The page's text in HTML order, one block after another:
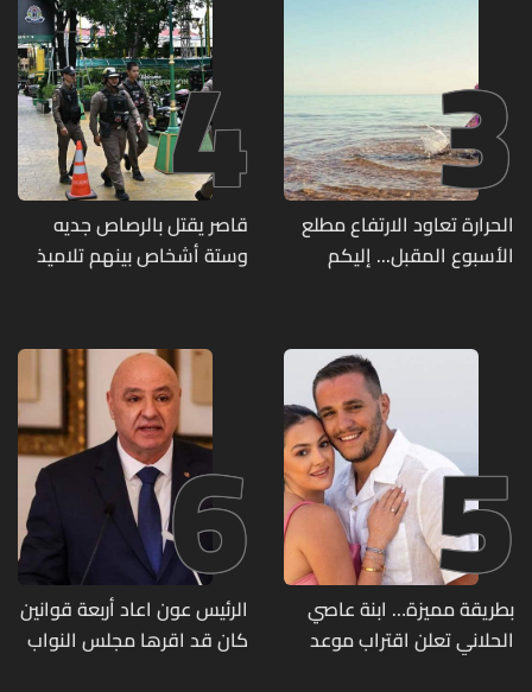
3
الحرارة تعاود الارتفاع مطلع
الأسبوع المقبل... إليكم
4
قاصر يقتل بالرصاص جديه
وستة أشخاص بينهم تلاميذ
5
بطريقة مميزة… ابنة عاصي
الحلاني تعلن اقتراب موعد
6
الرئيس عون اعاد أربعة قوانين
كان قد اقرها مجلس النواب